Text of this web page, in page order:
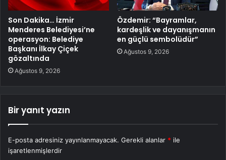
Son Dakika… İzmir
Menderes Belediyesi’ne
operasyon: Belediye
Başkanı İlkay Çiçek
gözaltında
Ağustos 9, 2026
Özdemir: “Bayramlar,
kardeşlik ve dayanışmanın
en güçlü sembolüdür”
Ağustos 9, 2026
Bir yanıt yazın
E-posta adresiniz yayınlanmayacak. Gerekli alanlar * ile
işaretlenmişlerdir